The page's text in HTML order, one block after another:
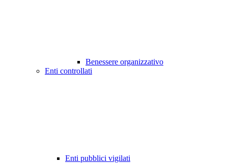
Benessere organizzativo
Enti controllati
Enti pubblici vigilati